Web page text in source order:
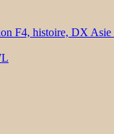
F4, histoire, DX Asie